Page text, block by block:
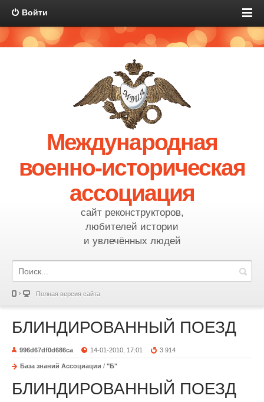
Войти
Международная
военно-историческая
ассоциация
сайт реконструкторов,
любителей истории
и увлечённых людей
Полная версия сайта
БЛИНДИРОВАННЫЙ ПОЕЗД
996d67df0d686ca 14-01-2010, 17:01 3 914
База знаний Ассоциации / "Б"
БЛИНДИРОВАННЫЙ ПОЕЗД